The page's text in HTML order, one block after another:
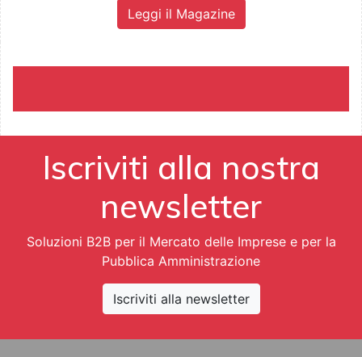
Leggi il Magazine
Iscriviti alla nostra
newsletter
Soluzioni B2B per il Mercato delle Imprese e per la
Pubblica Amministrazione
Iscriviti alla newsletter